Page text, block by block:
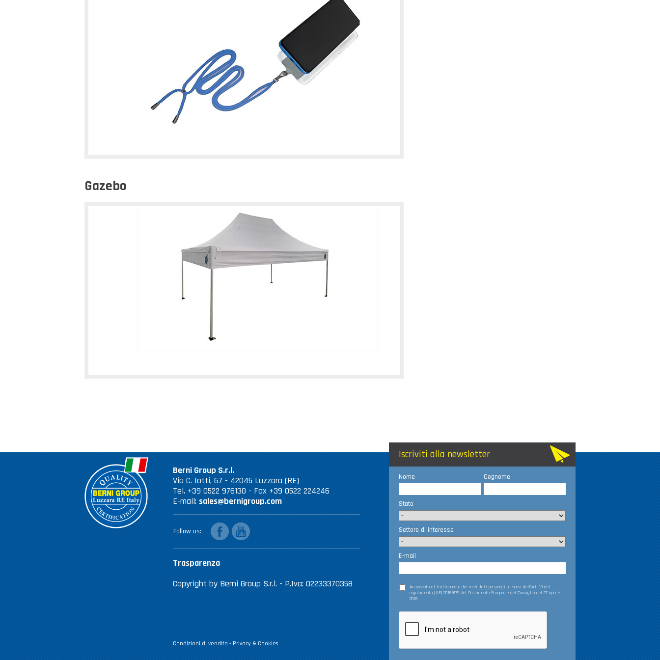
Gazebo
Berni Group S.r.l.
Via C. Iotti, 67 - 42045 Luzzara (RE)
Tel. +39 0522 976130 - Fax +39 0522 224246
E-mail: sales@bernigroup.com
Trasparenza
Copyright by Berni Group S.r.l. - P.Iva: 02233370358
Condizioni di vendita - Privacy & Cookies
Follow us
facebookyoutube
Iscriviti alla newsletter
Nome Cognome
Stato
Settore di interesse
E-mail
Acconsento al trattamento dei miei dati personali ai sensi dell’art. 13 del
regolamento (UE) 2016/679 del Parlamento Europeo e del Consiglio del 27 aprile
2016